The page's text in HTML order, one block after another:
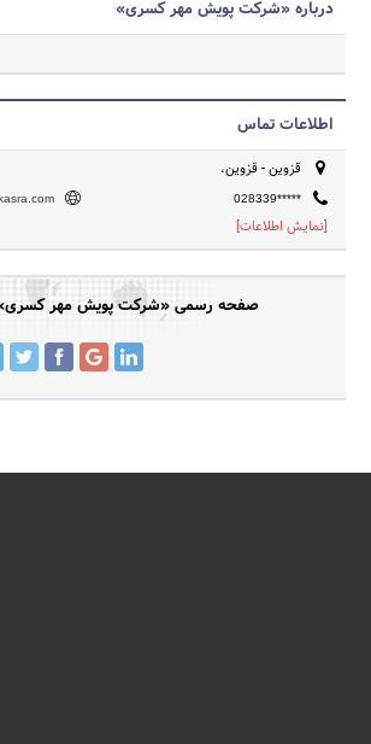
جستجو
درباره «شرکت پویش مهر کسری»
اطلاعات تماس
قزوین - قزوین،
028339*****
[نمایش اطلاعات]
صفحه رسمی «شرکت پویش مهر کسری»